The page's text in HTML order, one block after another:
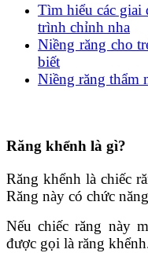
Tìm hiểu các giai
trình chỉnh nha
Niềng răng cho
biết
Niềng răng thẩm
Răng khểnh là gì?
Răng khểnh là chiếc
Răng này có chức
Nếu chiếc răng này
được gọi là răng